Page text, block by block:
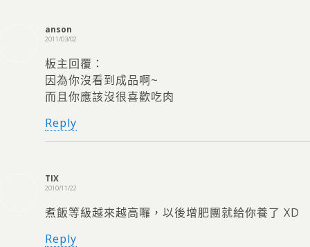
anson
2011/03/02
板主回覆：
因為你沒看到成品啊~
而且你應該沒很喜歡吃肉
Reply
TIX
2010/11/22
煮飯等級越來越高囉，以後增肥團就給你養了 XD
Reply